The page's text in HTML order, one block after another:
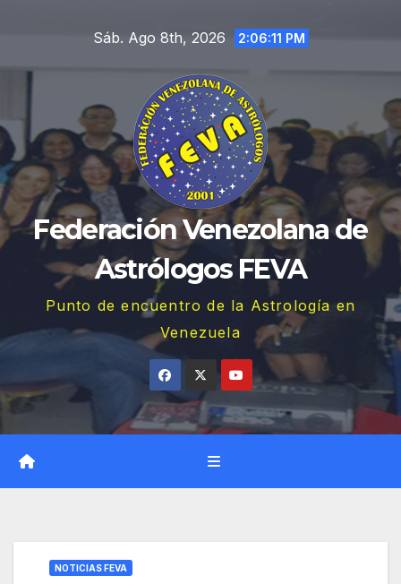
contenido
Sáb. Ago 8th, 2026 2:06:13 PM
Federación Venezolana de
Astrólogos FEVA
Punto de encuentro de la Astrología en
Venezuela
NOTICIAS FEVA